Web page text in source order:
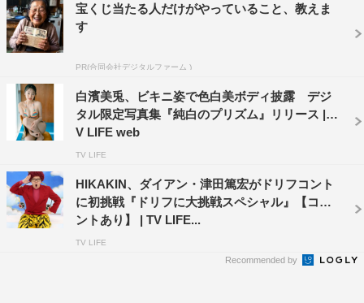
宝くじ当たる人だけがやっていること、教えま
す
PR(合同会社デジタルファーム )
白濱美兎、ビキニ姿で色白美ボディ披露 デジ
タル限定写真集『純白のプリズム』リリース | T
V LIFE web
TV LIFE
HIKAKIN、ダイアン・津田篤宏がドリフコント
に初挑戦『ドリフに大挑戦スペシャル』【コメ
ントあり】 | TV LIFE...
TV LIFE
Recommended by